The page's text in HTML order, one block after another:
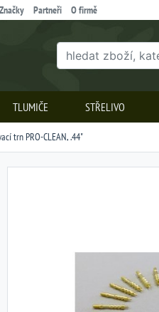
Značky Partneři O firmě
TLUMIČE STŘELIVO
trn PRO-CLEAN, .44"